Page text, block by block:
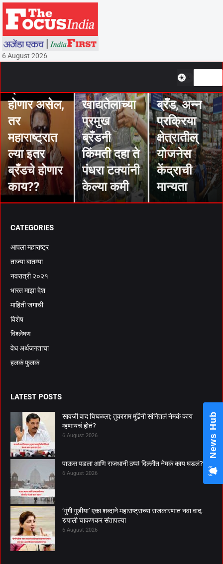
6 August 2026
STORIES
दोन्हीकडून
ब्रँडच मोठा
होणार असेल,
तर
महाराष्ट्रात
ल्या इतर
ब्रँडचे होणार
काय??
खाद्यतेलाच्या
प्रमुख
ब्रँडनी
किंमती दहा ते
पंधरा टक्यांनी
केल्या कमी
भारतीय
खाद्यपदार्थांचे
ब्रॅँड, अन्न
प्रक्रिया
क्षेत्रातील्
योजनेस
केंद्राची
मान्यता
CATEGORIES
आपला महाराष्ट्र
ताज्या बातम्या
नवरात्री २०२१
भारत माझा देश
माहिती जगाची
विशेष
विश्लेषण
वेध अर्थजगताचा
हलकं फुलकं
LATEST POSTS
सावजी वाद चिघळला; तुकाराम मुंढेंनी सांगितलं नेमकं काय
म्हणायचं होतं?
6 August 2026
पाऊस पडला आणि राजधानी ठप्प! दिल्लीत नेमकं काय घडलं?
6 August 2026
‘गुंगी गुडीया’ एका शब्दाने महाराष्ट्राच्या राजकारणात नवा वाद;
रुपाली चाकणकर संतापल्या
6 August 2026
News Hub